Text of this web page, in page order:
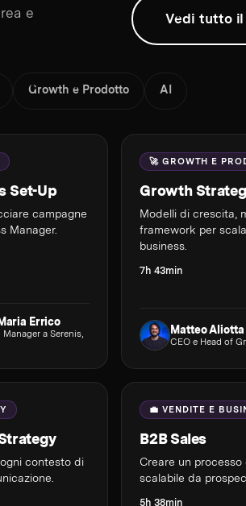
e
Vedi tutto
Growth e Prodotto AI
Set-Up
campagne
Manager.
Errico
a Serenis,
🚀 GROWTH E
Growth
Modelli di crescita,
framework per
business.
7h 43min
Matteo Aliotta
CEO e Head of
contesto di
💼 VENDITE E
B2B Sales
Creare un
scalabile da
5h 38min